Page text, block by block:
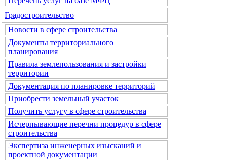
Градостроительство
Новости в сфере строительства
Документы территориального
планирования
Правила землепользования и застройки
территории
Документация по планировке территорий
Приобрести земельный участок
Получить услугу в сфере строительства
Исчерпывающие перечни процедур в сфере
строительства
Экспертиза инженерных изысканий и
проектной документации